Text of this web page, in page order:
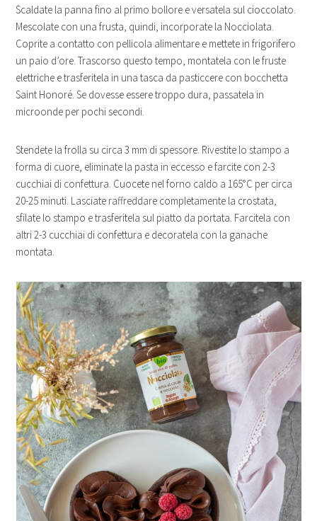
Scaldate la panna fino al primo bollore e versatela sul cioccolato.
Mescolate con una frusta, quindi, incorporate la Nocciolata.
Coprite a contatto con pellicola alimentare e mettete in frigorifero
un paio d’ore. Trascorso questo tempo, montatela con le fruste
elettriche e trasferitela in una tasca da pasticcere con bocchetta
Saint Honoré. Se dovesse essere troppo dura, passatela in
microonde per pochi secondi.
Stendete la frolla su circa 3 mm di spessore. Rivestite lo stampo a
forma di cuore, eliminate la pasta in eccesso e farcite con 2-3
cucchiai di confettura. Cuocete nel forno caldo a 165°C per circa
20-25 minuti. Lasciate raffreddare completamente la crostata,
sfilate lo stampo e trasferitela sul piatto da portata. Farcitela con
altri 2-3 cucchiai di confettura e decoratela con la ganache
montata.